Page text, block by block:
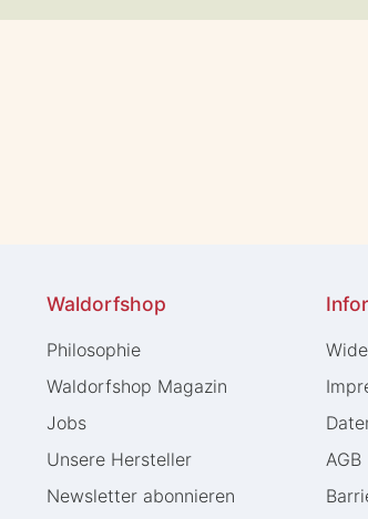
Waldorfshop
Philosophie
Waldorfshop Magazin
Jobs
Unsere Hersteller
Newsletter abonnieren
AGB